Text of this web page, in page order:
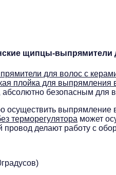
щипцы-
для волос с
плойка для выпрямления
безопасным для
терморегулятора может
делают работу с